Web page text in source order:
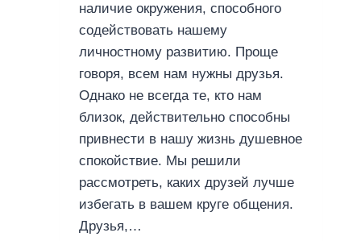
наличие окружения, способного
содействовать нашему
личностному развитию. Проще
говоря, всем нам нужны друзья.
Однако не всегда те, кто нам
близок, действительно способны
привнести в нашу жизнь душевное
спокойствие. Мы решили
рассмотреть, каких друзей лучше
избегать в вашем круге общения.
Друзья,…